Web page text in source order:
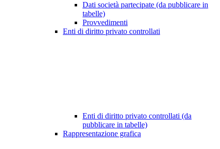
Dati società partecipate (da pubblicare in
tabelle)
Provvedimenti
Enti di diritto privato controllati
Enti di diritto privato controllati (da
pubblicare in tabelle)
Rappresentazione grafica